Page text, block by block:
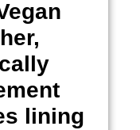
lining